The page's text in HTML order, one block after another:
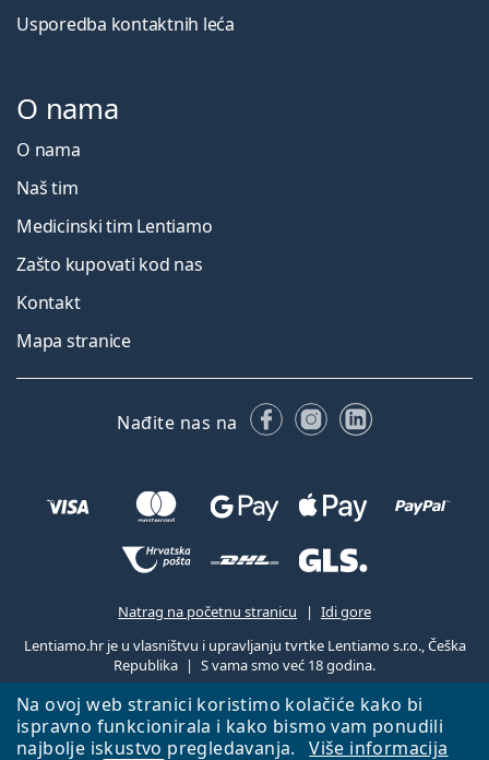
Na ovoj web stranici koristimo kolačiće kako bi
ispravno funkcionirala i kako bismo vam ponudili
najbolje iskustvo pregledavanja.
Više informacija
Usporedba kontaktnih leća
O nama
O nama
Naš tim
Medicinski tim Lentiamo
Zašto kupovati kod nas
Kontakt
Mapa stranice
Nađite nas na FacebookuInstagramu
LinkedIn
Natrag na početnu stranicu
Idi gore
Lentiamo.hr je u vlasništvu i upravljanju tvrtke Lentiamo s.r.o., Češka
Republika
S vama smo već 18 godina.